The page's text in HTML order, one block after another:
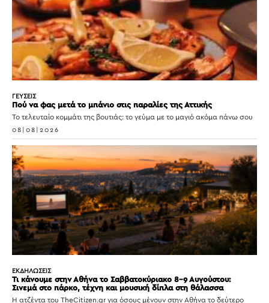
ΓΕΥΣΕΙΣ
Πού να φας μετά το μπάνιο στις παραλίες της Αττικής
Το τελευταίο κομμάτι της βουτιάς: το γεύμα με το μαγιό ακόμα πάνω σου
08|08|2026
ΕΚΔΗΛΩΣΕΙΣ
Τι κάνουμε στην Αθήνα το Σαββατοκύριακο 8-9 Αυγούστου:
Σινεμά στο πάρκο, τέχνη και μουσική δίπλα στη θάλασσα
Η ατζέντα του TheCitizen.gr για όσους μένουν στην Αθήνα το δεύτερο